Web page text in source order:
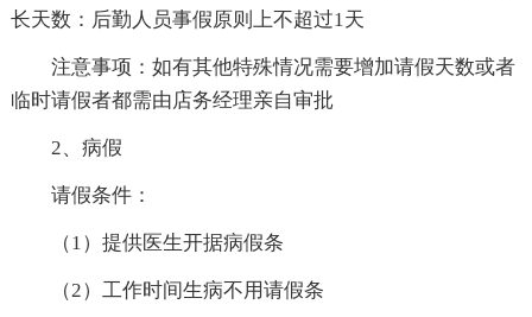
长天数：后勤人员事假原则上不超过1天
注意事项：如有其他特殊情况需要增加请假天数或者
临时请假者都需由店务经理亲自审批
2、病假
请假条件：
（1）提供医生开据病假条
（2）工作时间生病不用请假条